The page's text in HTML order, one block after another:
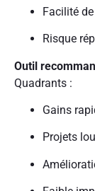
Facilité
Risque
Outil
Quadrants :
Gains
Projets